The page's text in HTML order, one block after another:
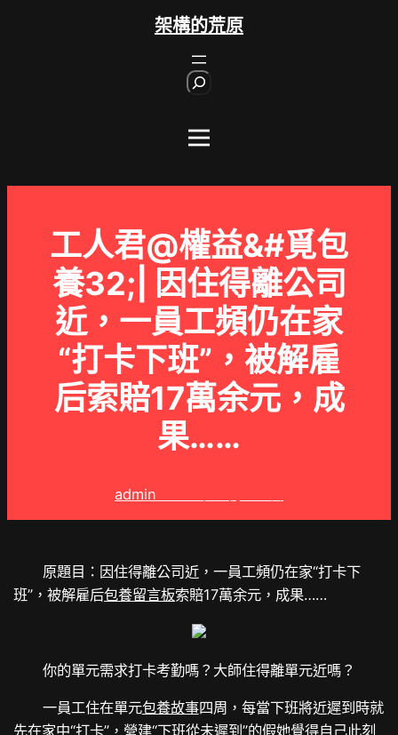
架構的荒原
工人君@權益&#覓包
養32;| 因住得離公司
近，一員工頻仍在家
“打卡下班”，被解雇
后索賠17萬余元，成
果……
admin
原題目：因住得離公司近，一員工頻仍在家“打卡下
班”，被解雇后包養留言板索賠17萬余元，成果……
你的單元需求打卡考勤嗎？ 大師住得離單元近嗎？
一員工住在單元包養故事四周， 每當下班將近遲到時就
先在家中“打卡”， 營建“下班從未遲到”的假她覺得自己此刻